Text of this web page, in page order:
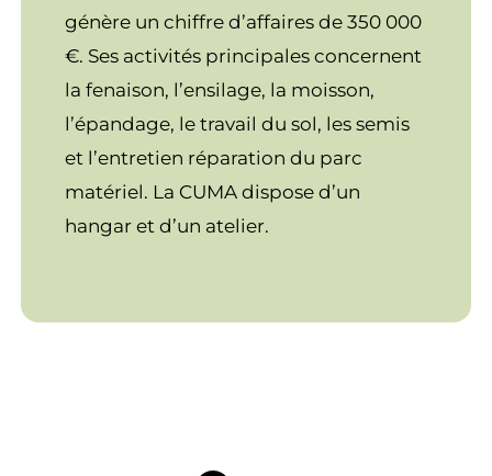
génère un chiffre d’affaires de 350 000
€. Ses activités principales concernent
la fenaison, l’ensilage, la moisson,
l’épandage, le travail du sol, les semis
et l’entretien réparation du parc
matériel. La CUMA dispose d’un
hangar et d’un atelier.